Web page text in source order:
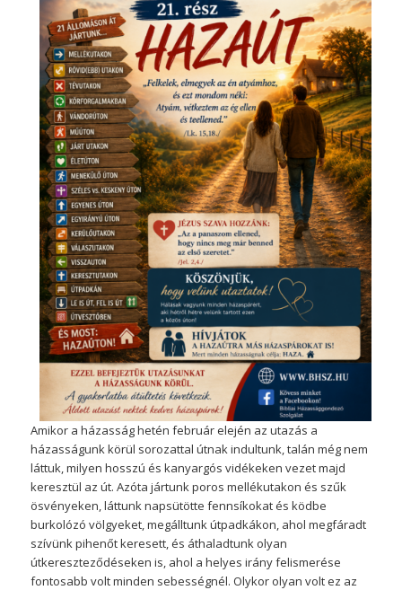
Amikor a házasság hetén február elején az utazás a
házasságunk körül sorozattal útnak indultunk, talán még nem
láttuk, milyen hosszú és kanyargós vidékeken vezet majd
keresztül az út. Azóta jártunk poros mellékutakon és szűk
ösvényeken, láttunk napsütötte fennsíkokat és ködbe
burkolózó völgyeket, megálltunk útpadkákon, ahol megfáradt
szívünk pihenőt keresett, és áthaladtunk olyan
útkereszteződéseken is, ahol a helyes irány felismerése
fontosabb volt minden sebességnél. Olykor olyan volt ez az